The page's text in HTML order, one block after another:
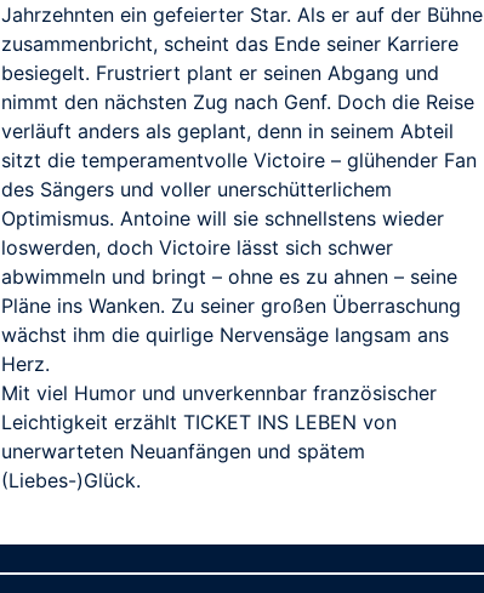
Jahrzehnten ein gefeierter Star. Als er auf der Bühne
zusammenbricht, scheint das Ende seiner Karriere
besiegelt. Frustriert plant er seinen Abgang und
nimmt den nächsten Zug nach Genf. Doch die Reise
verläuft anders als geplant, denn in seinem Abteil
sitzt die temperamentvolle Victoire – glühender Fan
des Sängers und voller unerschütterlichem
Optimismus. Antoine will sie schnellstens wieder
loswerden, doch Victoire lässt sich schwer
abwimmeln und bringt – ohne es zu ahnen – seine
Pläne ins Wanken. Zu seiner großen Überraschung
wächst ihm die quirlige Nervensäge langsam ans
Herz.
Mit viel Humor und unverkennbar französischer
Leichtigkeit erzählt TICKET INS LEBEN von
unerwarteten Neuanfängen und spätem
(Liebes-)Glück.